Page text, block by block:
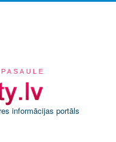
informācijas portāls